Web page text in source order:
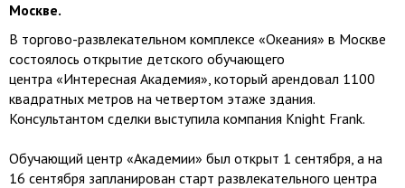
Москве.
В торгово-развлекательном комплексе «Океания» в Москве
состоялось открытие детского обучающего
центра «Интересная Академия», который арендовал 1100
квадратных метров на четвертом этаже здания.
Консультантом сделки выступила компания Knight Frank.
Обучающий центр «Академии» был открыт 1 сентября, а на
16 сентября запланирован старт развлекательного центра